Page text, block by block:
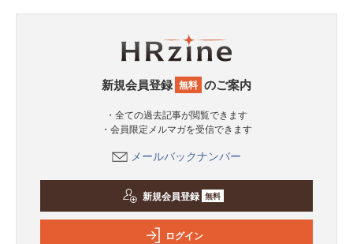
新規会員登録 無料 のご案内
・全ての過去記事が閲覧できます
・会員限定メルマガを受信できます
メールバックナンバー
新規会員登録 無料
ログイン